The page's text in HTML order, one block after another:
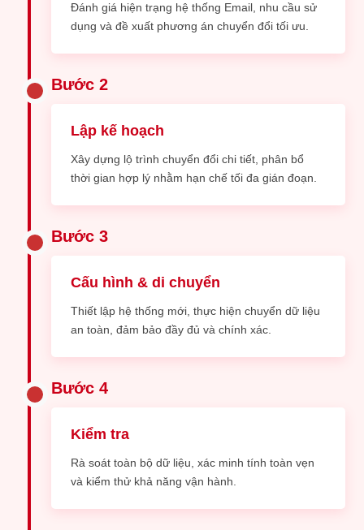
Đánh giá hiện trạng hệ thống Email, nhu cầu sử
dụng và đề xuất phương án chuyển đổi tối ưu.
Bước 2
Lập kế hoạch
Xây dựng lộ trình chuyển đổi chi tiết, phân bổ
thời gian hợp lý nhằm hạn chế tối đa gián đoạn.
Bước 3
Cấu hình & di chuyển
Thiết lập hệ thống mới, thực hiện chuyển dữ liệu
an toàn, đảm bảo đầy đủ và chính xác.
Bước 4
Kiểm tra
Rà soát toàn bộ dữ liệu, xác minh tính toàn vẹn
và kiểm thử khả năng vận hành.